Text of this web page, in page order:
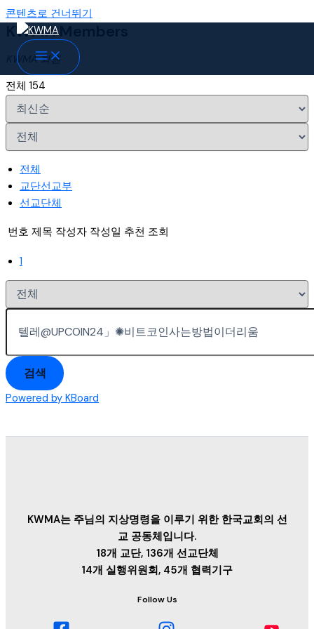
콘텐츠로 건너뛰기
KWMA Members
KWMA 회원
전체 154
전체
교단선교부
선교단체
번호 제목 작성자 작성일 추천 조회
1
검색
Powered by KBoard
KWMA는 주님의 지상명령을 이루기 위한 한국교회의 선
교 공동체입니다.
18개 교단, 136개 선교단체
14개 실행위원회, 45개 협력기구
Follow Us